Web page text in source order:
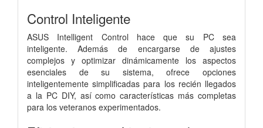
Control Inteligente
ASUS Intelligent Control hace que su PC sea
inteligente. Además de encargarse de ajustes
complejos y optimizar dinámicamente los aspectos
esenciales de su sistema, ofrece opciones
inteligentemente simplificadas para los recién llegados
a la PC DIY, así como características más completas
para los veteranos experimentados.